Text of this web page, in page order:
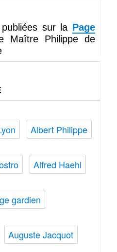
sur la Page
Maître Philippe de
Albert Philippe
Alfred Haehl
gardien
Auguste Jacquot